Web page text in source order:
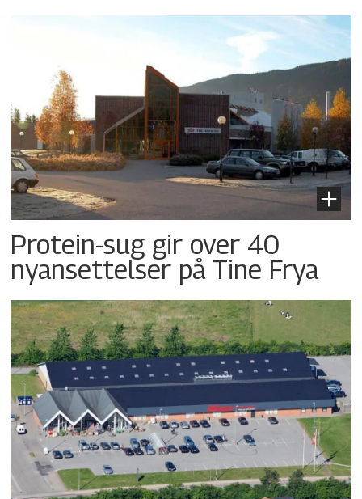
Protein-sug gir over 40
nyansettelser på Tine Frya